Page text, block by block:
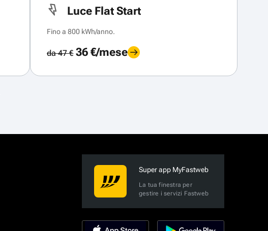
Luce Flat Start
Fino a 800 kWh/anno.
da 47 €36 €/mese
Super app MyFastweb
La tua finestra per
gestire i servizi Fastweb